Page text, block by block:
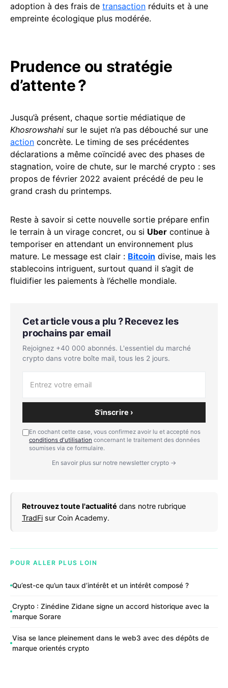
adoption à des frais de transaction réduits et à une
empreinte écologique plus modérée.
Prudence ou stratégie
d’attente ?
Jusqu’à présent, chaque sortie médiatique de
Khosrowshahi sur le sujet n’a pas débouché sur une
action concrète. Le timing de ses précédentes
déclarations a même coïncidé avec des phases de
stagnation, voire de chute, sur le marché crypto : ses
propos de février 2022 avaient précédé de peu le
grand crash du printemps.
Reste à savoir si cette nouvelle sortie prépare enfin
le terrain à un virage concret, ou si Uber continue à
temporiser en attendant un environnement plus
mature. Le message est clair : Bitcoin divise, mais les
stablecoins intriguent, surtout quand il s’agit de
fluidifier les paiements à l’échelle mondiale.
Cet article vous a plu ? Recevez les
prochains par email
Rejoignez +40 000 abonnés. L'essentiel du marché
crypto dans votre boîte mail, tous les 2 jours.
S'inscrire ›
En cochant cette case, vous confirmez avoir lu et accepté nos
conditions d'utilisation concernant le traitement des données
soumises via ce formulaire.
En savoir plus sur notre newsletter crypto →
Retrouvez toute l'actualité dans notre rubrique
TradFi sur Coin Academy.
POUR ALLER PLUS LOIN
Qu’est-ce qu’un taux d’intérêt et un intérêt composé ?
Crypto : Zinédine Zidane signe un accord historique avec la
marque Sorare
Visa se lance pleinement dans le web3 avec des dépôts de
marque orientés crypto